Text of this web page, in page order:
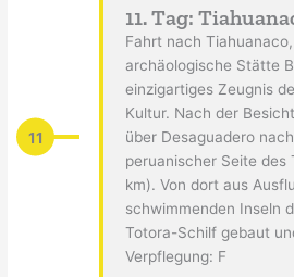
11
11. Tag:
Fahrt nach
archäologische Stätte
einzigartiges Zeugnis
Kultur. Nach der
über Desaguadero
peruanischer Seite
km). Von dort aus
schwimmenden Inseln
Totora-Schilf gebaut
Verpflegung: F